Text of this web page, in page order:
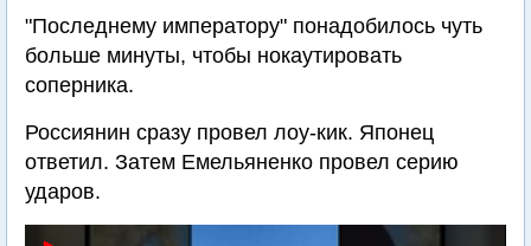
"Последнему императору" понадобилось чуть
больше минуты, чтобы нокаутировать
соперника.
Россиянин сразу провел лоу-кик. Японец
ответил. Затем Емельяненко провел серию
ударов.